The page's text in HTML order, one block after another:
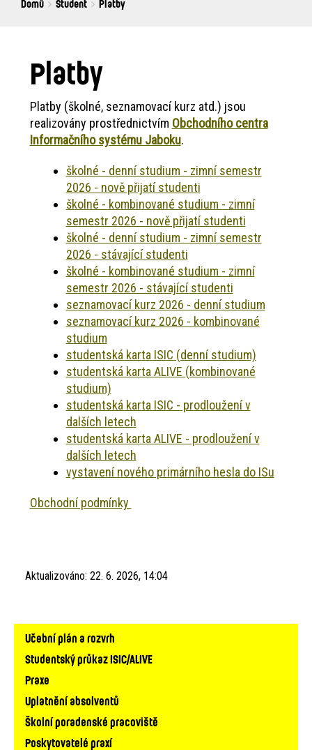
Breadcrumbs
You
Domů Student Platby
Platby
Platby (školné, seznamovací kurz atd.) jsou
realizovány prostřednictvím Obchodního centra
Informačního systému Jaboku.
školné - denní studium - zimní semestr
2026 - nově přijatí studenti
školné - kombinované studium - zimní
semestr 2026 - nově přijatí studenti
školné - denní studium - zimní semestr
2026 - stávající studenti
školné - kombinované studium - zimní
semestr 2026 - stávající studenti
seznamovací kurz 2026 - denní studium
seznamovací kurz 2026 - kombinované
studium
studentská karta ISIC (denní studium)
studentská karta ALIVE (kombinované
studium)
studentská karta ISIC - prodloužení v
dalších letech
studentská karta ALIVE - prodloužení v
dalších letech
vystavení nového primárního hesla do ISu
Obchodní podmínky
Aktualizováno: 22. 6. 2026, 14:04
Hlavní
navigace
Učební plán a rozvrh
Studentský průkaz ISIC/ALIVE
Praxe
Uplatnění absolventů
Školní poradenské pracoviště
Poskytovatelé praxí